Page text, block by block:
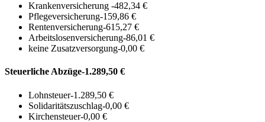
Krankenversicherung -482,34 €
Pflegeversicherung-159,86 €
Rentenversicherung-615,27 €
Arbeitslosenversicherung-86,01 €
keine Zusatzversorgung-0,00 €
Steuerliche Abzüge-1.289,50 €
Lohnsteuer-1.289,50 €
Solidaritätszuschlag-0,00 €
Kirchensteuer-0,00 €